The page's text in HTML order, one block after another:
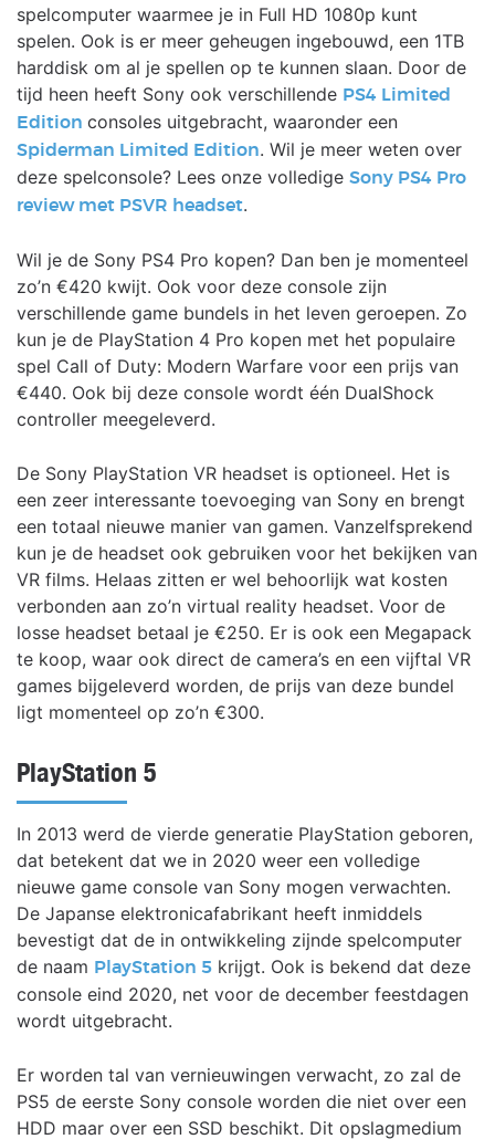
spelcomputer waarmee je in Full HD 1080p kunt
spelen. Ook is er meer geheugen ingebouwd, een 1TB
harddisk om al je spellen op te kunnen slaan. Door de
tijd heen heeft Sony ook verschillende PS4 Limited
Edition consoles uitgebracht, waaronder een
Spiderman Limited Edition. Wil je meer weten over
deze spelconsole? Lees onze volledige Sony PS4 Pro
review met PSVR headset.
Wil je de Sony PS4 Pro kopen? Dan ben je momenteel
zo’n €420 kwijt. Ook voor deze console zijn
verschillende game bundels in het leven geroepen. Zo
kun je de PlayStation 4 Pro kopen met het populaire
spel Call of Duty: Modern Warfare voor een prijs van
€440. Ook bij deze console wordt één DualShock
controller meegeleverd.
De Sony PlayStation VR headset is optioneel. Het is
een zeer interessante toevoeging van Sony en brengt
een totaal nieuwe manier van gamen. Vanzelfsprekend
kun je de headset ook gebruiken voor het bekijken van
VR films. Helaas zitten er wel behoorlijk wat kosten
verbonden aan zo’n virtual reality headset. Voor de
losse headset betaal je €250. Er is ook een Megapack
te koop, waar ook direct de camera’s en een vijftal VR
games bijgeleverd worden, de prijs van deze bundel
ligt momenteel op zo’n €300.
PlayStation 5
In 2013 werd de vierde generatie PlayStation geboren,
dat betekent dat we in 2020 weer een volledige
nieuwe game console van Sony mogen verwachten.
De Japanse elektronicafabrikant heeft inmiddels
bevestigt dat de in ontwikkeling zijnde spelcomputer
de naam PlayStation 5 krijgt. Ook is bekend dat deze
console eind 2020, net voor de december feestdagen
wordt uitgebracht.
Er worden tal van vernieuwingen verwacht, zo zal de
PS5 de eerste Sony console worden die niet over een
HDD maar over een SSD beschikt. Dit opslagmedium